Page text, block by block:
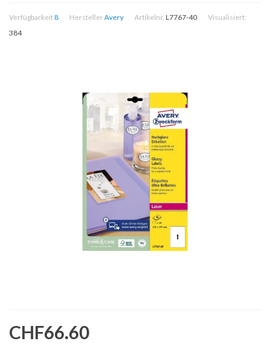
Verfügbarkeit8 HerstellerAvery Artikelnr. L7767-40
Visualisiert:
384
CHF66.60